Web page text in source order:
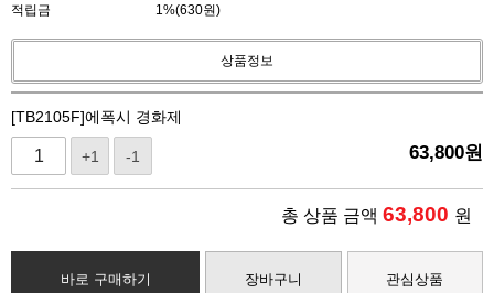
적립금 1%(630원)
상품정보
[TB2105F]에폭시 경화제
+1 -1 63,800원
총 상품 금액 63,800 원
바로 구매하기 장바구니 관심상품